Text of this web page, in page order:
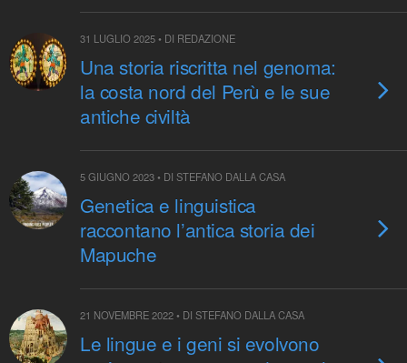
31 LUGLIO 2025 • DI REDAZIONE
Una storia riscritta nel genoma:
la costa nord del Perù e le sue
antiche civiltà
5 GIUGNO 2023 • DI STEFANO DALLA CASA
Genetica e linguistica
raccontano l’antica storia dei
Mapuche
21 NOVEMBRE 2022 • DI STEFANO DALLA CASA
Le lingue e i geni si evolvono